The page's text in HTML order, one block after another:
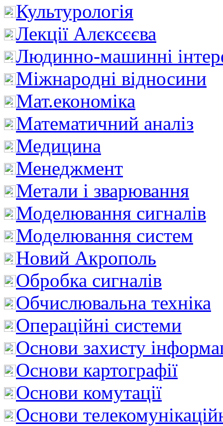
Культурологія
Лекції Алєксєєва
Людинно-машинні
Міжнародні відносини
Мат.економіка
Математичний аналіз
Медицина
Менеджмент
Метали і зварювання
Моделювання сигналів
Моделювання систем
Новий Акрополь
Обробка сигналів
Обчислювальна техніка
Операційні системи
Основи захисту
Основи картографії
Основи комутації
Основи